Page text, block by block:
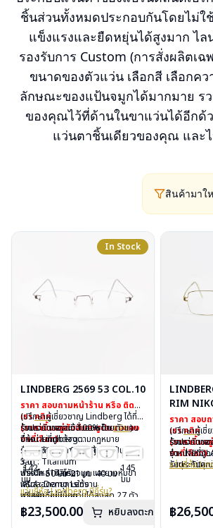
ชิ้นส่วนทั้งหมดประกอบกันโดยไม่ใ
แข็งแรงและยืดหยุ่นได้สูงมาก ไ
รองรับการ Custom (การสั่งผลิตเ
ขนาดของตัวแว่น เลือกสี เลือกค
ลักษณะของแป้นจมูกได้มากมาย ร
ของคุณไว้ที่ด้านในขาแว่นได้อีกด้
แว่นตาชิ้นเดียวของคุณ และ
สินค้ามาใ
In Stock
LINDBERG 2569 53 COL.10
ราคา สอบถามหน้าร้าน หรือ ติดต่อ
เราคลิก
(ราคาขึ้นอยู่กับสีและรูปแบบของ
ขาที่เลือก)
(ปรึกษาผู้เชี่ยวชาญ Lindberg ได้ที่
ร้านแว่นตาเดอะวิชั่นออพติคคลิก)
รับประกันของแท้ 100% โดยตัวแทน
จำหน่ายที่ถูกต้องตามกฏหมาย
รับประกันคุณภาพโดยผู้ผลิตเป็นเวลา
3 ปี
ฟรีอะไหล่ ซิลิโคนจมูก และยางหุ้มขา
ฟรีตลอดอายุการใช้งาน
ฟรีสลักชื่อบนขาแว่นได้สูงสุด 27 ตัว
อักษร
ยี่ห้อ : Lindberg
รุ่น : 2569 53 Col.10
วัสดุ : Titanium
น้ำหนัก : 14 กรัม
เลนส์ : Demo Lens
บานพับ : ไม่มีน็อต
อุปกรณ์ : กล่องแว่น, ผ้าเช็ดแว่น
การรับประกัน : 3 ปี
142
มม
50 มม 21 มม 40 มม 145
มม
แว่นยี่ห้อ Lindberg มีกี่รุ่น?
฿23,500.00 หยิบลงตะกร้า
RIM
ราคา สอบ
เราคลิก
(ราคาขึ้นอ
ขาที่เลือก)
(ปรึกษาผู้เชี่
ร้านแว่นตา
รับประกันข
จำหน่ายที่ถู
รับประกันคุ
ฟรีสลักชื่อบ
อักษร
รุ่น :
วัสดุ :
น้ำหนัก :13
การรับประกัน
แว่นยี่ห้อ
฿